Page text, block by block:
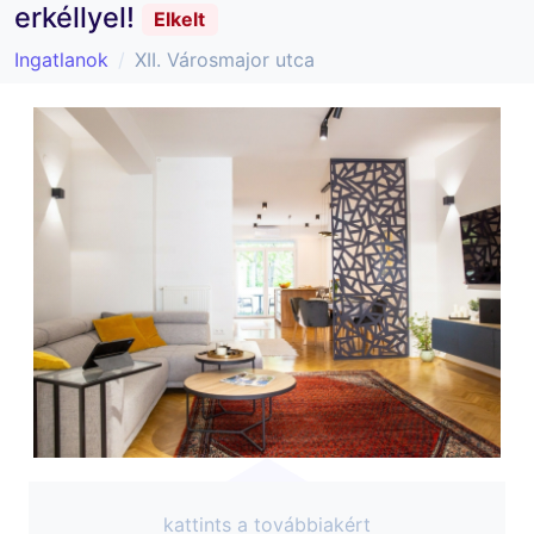
erkéllyel!
Elkelt
Ingatlanok
XII. Városmajor utca
kattints a továbbiakért